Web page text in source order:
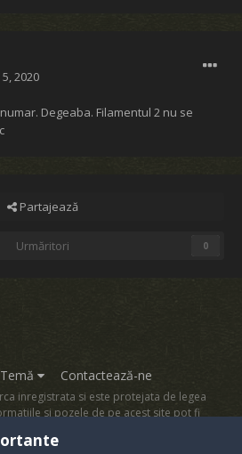
2020
Degeaba. Filamentul 2 nu se
Partajează
Urmăritori 0
Temă Contactează-ne
inregistrata si este protejata de legea
si pozele de pe acest site pot fi
by Invision Community